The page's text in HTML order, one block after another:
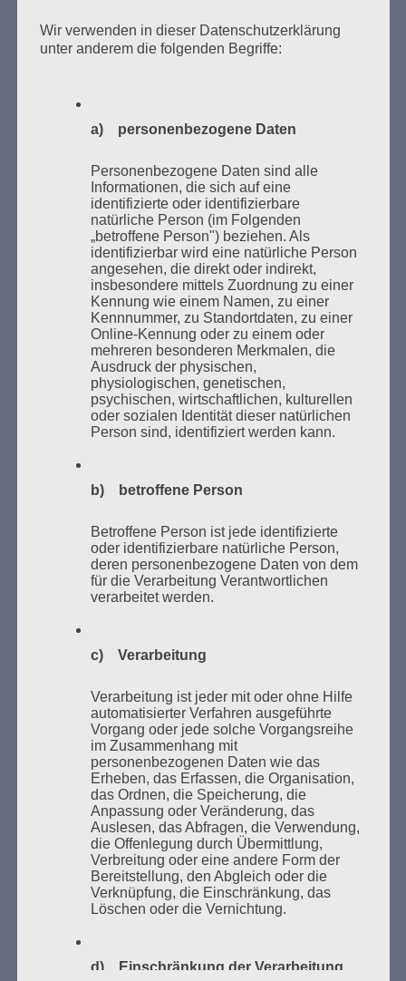
Gerechtigkeit und der Befreiung der Menschen eintreten,
wir müssen handeln, als wäre unser Ziel greifbar nah.
weigern, den Frieden aufzugeben!
Was bleibt? Esther Bejarano hat uns allen einen Auftrag
“Nie mehr schweigen, wenn Unrecht geschieht.
Seid solidarisch! Helft einander! Achtet auf die
Schwächsten! Bleibt mutig!
Ich vertraue auf die Jugend, ich vertraue auf euch!
Nie wieder Faschismus – nie wieder Krieg!”
(Es gilt das gesprochene Wort)
Weitere Informationen:
Frieden schaffen – ohne Waffen!
Nachdenkens!
Esther Bejarano - 26. Januar 2020
SUCHEN
Wir verwenden in dieser Datenschutzerklärung
unter anderem die folgenden Begriffe:
a) personenbezogene Daten
Personenbezogene Daten sind alle
Informationen, die sich auf eine
identifizierte oder identifizierbare
natürliche Person (im Folgenden
„betroffene Person") beziehen. Als
identifizierbar wird eine natürliche Person
angesehen, die direkt oder indirekt,
insbesondere mittels Zuordnung zu einer
Kennung wie einem Namen, zu einer
Kennnummer, zu Standortdaten, zu einer
Online-Kennung oder zu einem oder
mehreren besonderen Merkmalen, die
Ausdruck der physischen,
physiologischen, genetischen,
psychischen, wirtschaftlichen, kulturellen
oder sozialen Identität dieser natürlichen
Person sind, identifiziert werden kann.
b) betroffene Person
Betroffene Person ist jede identifizierte
oder identifizierbare natürliche Person,
deren personenbezogene Daten von dem
für die Verarbeitung Verantwortlichen
verarbeitet werden.
c) Verarbeitung
Verarbeitung ist jeder mit oder ohne Hilfe
automatisierter Verfahren ausgeführte
Vorgang oder jede solche Vorgangsreihe
im Zusammenhang mit
personenbezogenen Daten wie das
Erheben, das Erfassen, die Organisation,
das Ordnen, die Speicherung, die
Anpassung oder Veränderung, das
Auslesen, das Abfragen, die Verwendung,
die Offenlegung durch Übermittlung,
Verbreitung oder eine andere Form der
Bereitstellung, den Abgleich oder die
Verknüpfung, die Einschränkung, das
Löschen oder die Vernichtung.
d) Einschränkung der Verarbeitung